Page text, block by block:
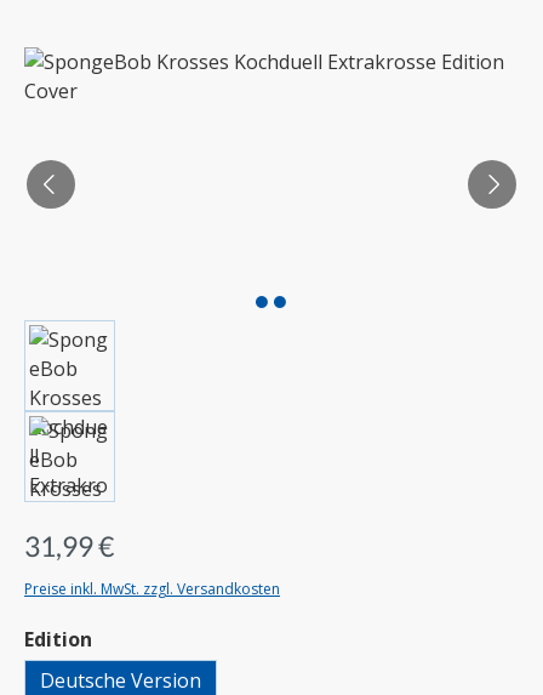
Bildergalerie überspringen
31,99 €
Preise inkl. MwSt. zzgl. Versandkosten
Edition
Deutsche Version